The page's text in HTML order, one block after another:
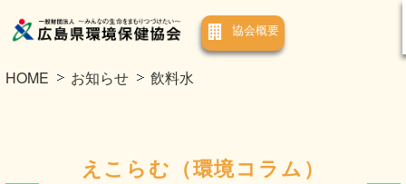
協会概要
HOME お知らせ 飲料水
えこらむ（環境コラム）